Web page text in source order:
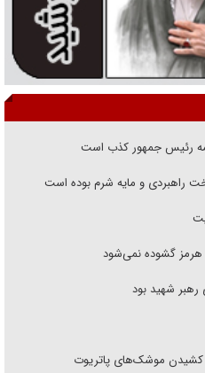
رئیس جمهور کذب است
راهبردی و مایه شرم بوده است
گشوده نمی‌شود
شهید بود
کشیدن موشک‌های پاتریوت